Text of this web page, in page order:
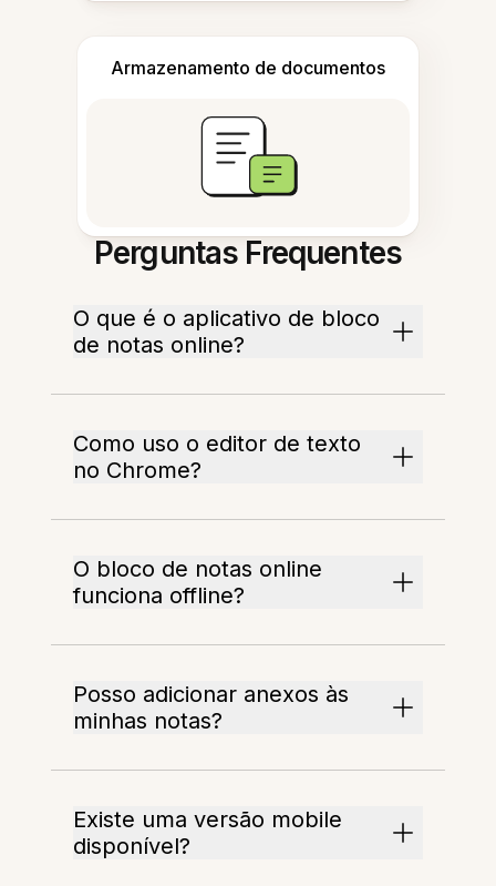
Armazenamento de documentos
Perguntas Frequentes
O que é o aplicativo de bloco
de notas online?
Como uso o editor de texto
no Chrome?
O bloco de notas online
funciona offline?
Posso adicionar anexos às
minhas notas?
Existe uma versão mobile
disponível?